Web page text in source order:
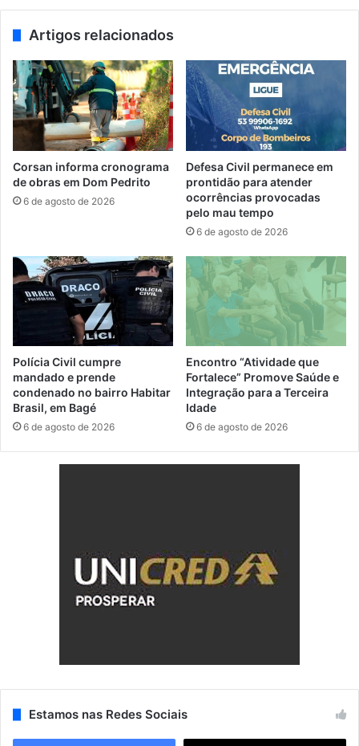
Artigos relacionados
Corsan informa cronograma
de obras em Dom Pedrito
6 de agosto de 2026
Defesa Civil permanece em
prontidão para atender
ocorrências provocadas
pelo mau tempo
6 de agosto de 2026
Polícia Civil cumpre
mandado e prende
condenado no bairro Habitar
Brasil, em Bagé
6 de agosto de 2026
Encontro “Atividade que
Fortalece” Promove Saúde e
Integração para a Terceira
Idade
6 de agosto de 2026
Estamos nas Redes Sociais